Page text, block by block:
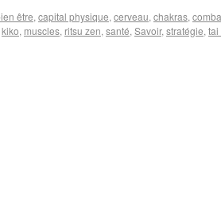
être, capital physique, cerveau, chakras,
kiko, muscles, ritsu zen, santé, Savoir, stratégie, tai